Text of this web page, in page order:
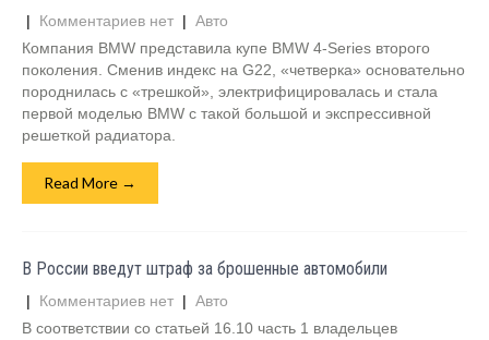
| Комментариев нет | Авто
Компания BMW представила купе BMW 4-Series второго
поколения. Сменив индекс на G22, «четверка» основательно
породнилась с «трешкой», электрифицировалась и стала
первой моделью BMW с такой большой и экспрессивной
решеткой радиатора.
Read More →
В России введут штраф за брошенные автомобили
| Комментариев нет | Авто
В соответствии со статьей 16.10 часть 1 владельцев